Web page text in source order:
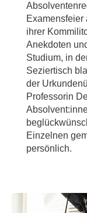
Examensfeier
ihrer
Anekdoten
Studium, in
Seziertisch
der
Professorin
Einzelnen
persönlich.